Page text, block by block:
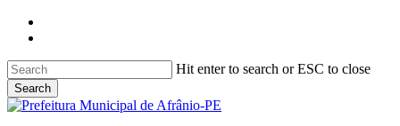
Skip
content
Hit enter to search or ESC to close
Search
Close